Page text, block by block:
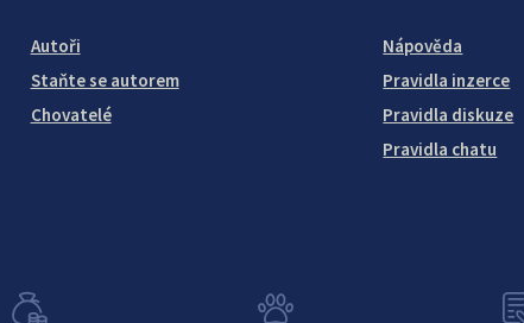
Autoři
Staňte se autorem
Chovatelé
Nápověda
Pravidla inzerce
Pravidla diskuze
Pravidla chatu